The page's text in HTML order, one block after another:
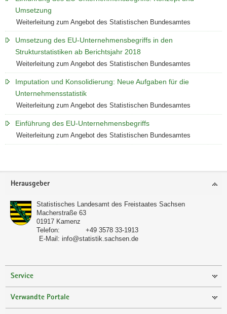
Umsetzung
Weiterleitung zum Angebot des Statistischen Bundesamtes
Umsetzung des EU-Unternehmensbegriffs in den
Strukturstatistiken ab Berichtsjahr 2018
Weiterleitung zum Angebot des Statistischen Bundesamtes
Imputation und Konsolidierung: Neue Aufgaben für die
Unternehmensstatistik
Weiterleitung zum Angebot des Statistischen Bundesamtes
Einführung des EU-Unternehmensbegriffs
Weiterleitung zum Angebot des Statistischen Bundesamtes
Footer-
Herausgeber
Statistisches Landesamt des Freistaates Sachsen
Macherstraße 63
01917 Kamenz
Telefon:
+49 3578 33-1913
E-Mail: info@statistik.sachsen.de
Service
Verwandte Portale